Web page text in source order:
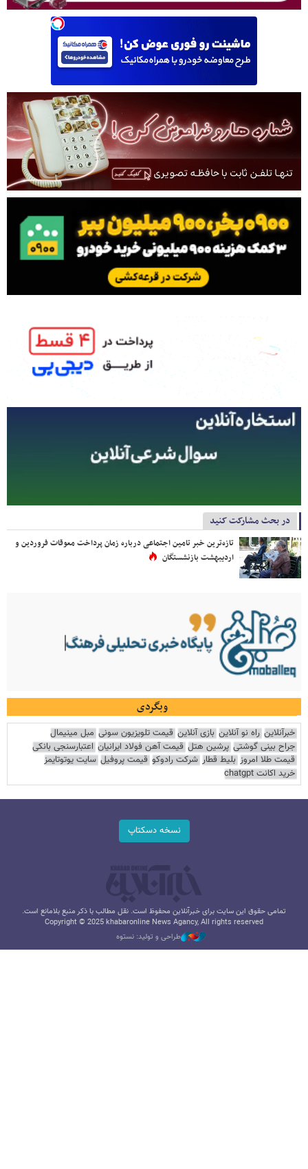
در بحث مشارکت کنید
تازه‌ترین خبر تامین اجتماعی درباره زمان پرداخت معوقات فروردین و
اردیبهشت بازنشستگان
وبگردی
خبرآنلاین راه نو آنلاین بازی آنلاین قیمت تلویزیون سونی مبل مینیمال
جراح بینی گوشتی پرشین هتل قیمت آهن فولاد ایرانیان اعتبارسنجی بانکی
قیمت طلا امروز بلیط قطار شرکت رادوکو قیمت پروفیل سایت یوتوتایمز
خرید اکانت chatgpt
نسخه دسکتاپ
تمامی حقوق این سایت برای خبرآنلاین محفوظ است. نقل مطالب با ذکر منبع بلامانع است.
Copyright © 2025 khabaronline News Agancy, All rights reserved
طراحی و تولید: نستوه